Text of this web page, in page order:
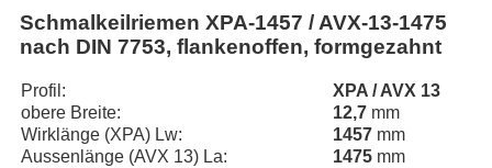
Schmalkeilriemen XPA-1457 / AVX-13-1475
nach DIN 7753, flankenoffen, formgezahnt
Profil:
XPA / AVX 13
obere Breite:
12,7 mm
Wirklänge (XPA) Lw:
1457 mm
Aussenlänge (AVX 13) La:
1475 mm